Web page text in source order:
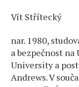
Vít Střítecký
nar. 1980,
a bezpečnost
University a
Andrews. V